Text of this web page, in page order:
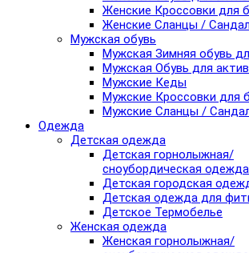
Женские Кроссовки для
Женские Сланцы /
Мужская обувь
Мужская Зимняя обувь
Мужская Обувь для
Мужские Кеды
Мужские Кроссовки для
Мужские Сланцы /
Одежда
Детская одежда
Детская горнолыжная/
сноубордическая одежда
Детская городская
Детская одежда для
Детское Термобелье
Женская одежда
Женская горнолыжная/